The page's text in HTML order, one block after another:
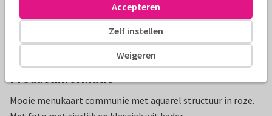
Mooie menukaart communie met aquarel structuur in roze.
Weigeren
Zelf instellen
Accepteren